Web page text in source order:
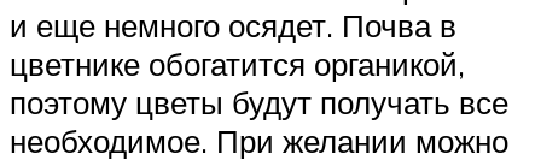
и еще немного осядет. Почва в
цветнике обогатится органикой,
поэтому цветы будут получать все
необходимое. При желании можно